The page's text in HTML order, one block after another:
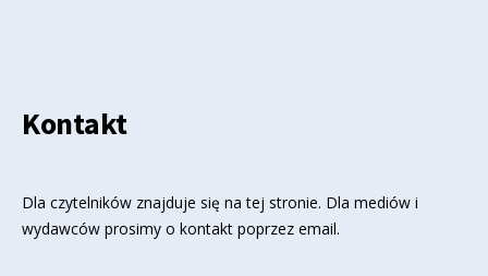
Kontakt
Dla czytelników znajduje się na tej stronie. Dla mediów i
wydawców prosimy o kontakt poprzez email.